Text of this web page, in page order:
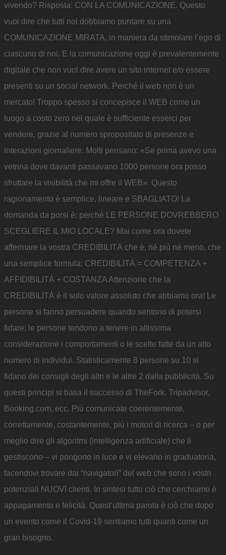
vivendo? Risposta: CON LA COMUNICAZIONE. Questo
vuol dire che tutti noi dobbiamo puntare su una
COMUNICAZIONE MIRATA, in maniera da stimolare l’ego di
ciascuno di noi. E la comunicazione oggi è prevalentemente
digitale che non vuol dire avere un sito internet e/o essere
presenti su un social network. Perché il web non è un
mercato! Troppo spesso si concepisce il WEB come un
luogo a costo zero nel quale è sufficiente esserci per
vendere, grazie al numero spropositato di presenze e
interazioni giornaliere. Molti pensano: «Se prima avevo una
vetrina dove davanti passavano 1000 persone ora posso
sfruttare la visibilità che mi offre il WEB». Questo
ragionamento è semplice, lineare e SBAGLIATO! La
domanda da porsi è: perché LE PERSONE DOVREBBERO
SCEGLIERE IL MIO LOCALE? Mai come ora dovete
affermare la vostra CREDIBILITÀ che è, né più né meno, che
una semplice formula: CREDIBILITÀ = COMPETENZA +
AFFIDIBILITÀ + COSTANZA Attenzione che la
CREDIBILITÀ è il solo valore assoluto che abbiamo ora! Le
persone si fanno persuadere quando sentono di potersi
fidare; le persone tendono a tenere in altissima
considerazione i comportamenti o le scelte fatte da un alto
numero di individui. Statisticamente 8 persone su 10 si
fidano dei consigli degli altri e le altre 2 dalla pubblicità. Su
questi principi si basa il successo di TheFork, Tripadvisor,
Booking.com, ecc. Più comunicate coerentemente,
correttamente, costantemente, più i motori di ricerca – o per
meglio dire gli algoritmi (intelligenza artificiale) che li
gestiscono – vi pongono in luce e vi elevano in graduatoria,
facendovi trovare dai “navigatori” del web che sono i vostri
potenziali NUOVI clienti. In sintesi tutto ciò che cerchiamo è
appagamento e felicità. Quest’ultima parola è ciò che dopo
un evento come il Covid-19 sentiamo tutti quanti come un
gran bisogno.